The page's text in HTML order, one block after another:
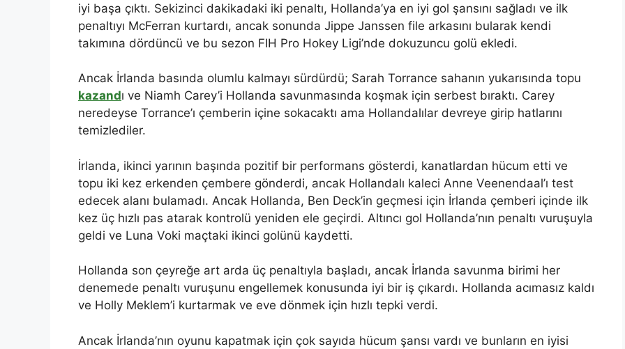
iyi başa çıktı. Sekizinci dakikadaki iki penaltı, Hollanda’ya en iyi gol şansını sağladı ve ilk
penaltıyı McFerran kurtardı, ancak sonunda Jippe Janssen file arkasını bularak kendi
takımına dördüncü ve bu sezon FIH Pro Hokey Ligi’nde dokuzuncu golü ekledi.
Ancak İrlanda basında olumlu kalmayı sürdürdü; Sarah Torrance sahanın yukarısında topu
kazandı ve Niamh Carey’i Hollanda savunmasında koşmak için serbest bıraktı. Carey
neredeyse Torrance’ı çemberin içine sokacaktı ama Hollandalılar devreye girip hatlarını
temizlediler.
İrlanda, ikinci yarının başında pozitif bir performans gösterdi, kanatlardan hücum etti ve
topu iki kez erkenden çembere gönderdi, ancak Hollandalı kaleci Anne Veenendaal’ı test
edecek alanı bulamadı. Ancak Hollanda, Ben Deck’in geçmesi için İrlanda çemberi içinde ilk
kez üç hızlı pas atarak kontrolü yeniden ele geçirdi. Altıncı gol Hollanda’nın penaltı vuruşuyla
geldi ve Luna Voki maçtaki ikinci golünü kaydetti.
Hollanda son çeyreğe art arda üç penaltıyla başladı, ancak İrlanda savunma birimi her
denemede penaltı vuruşunu engellemek konusunda iyi bir iş çıkardı. Hollanda acımasız kaldı
ve Holly Meklem’i kurtarmak ve eve dönmek için hızlı tepki verdi.
Ancak İrlanda’nın oyunu kapatmak için çok sayıda hücum şansı vardı ve bunların en iyisi